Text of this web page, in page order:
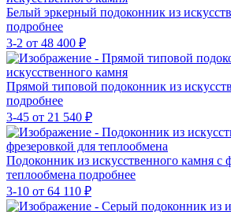
Белый эркерный подоконник из
подробнее
3-2 от 48 400 ₽
Прямой типовой подоконник из
подробнее
3-45 от 21 540 ₽
Подоконник из искусственного камня с
теплообмена подробнее
3-10 от 64 110 ₽